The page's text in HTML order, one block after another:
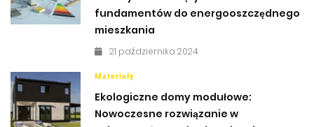
fundamentów do energooszczędnego
mieszkania
21 października 2024
Materiały
Ekologiczne domy modułowe:
Nowoczesne rozwiązanie w